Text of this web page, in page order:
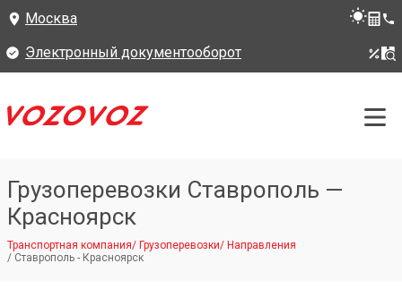
Москва
Электронный документооборот
Грузоперевозки Ставрополь —
Красноярск
Транспортная компания/ Грузоперевозки/ Направления
/ Ставрополь - Красноярск